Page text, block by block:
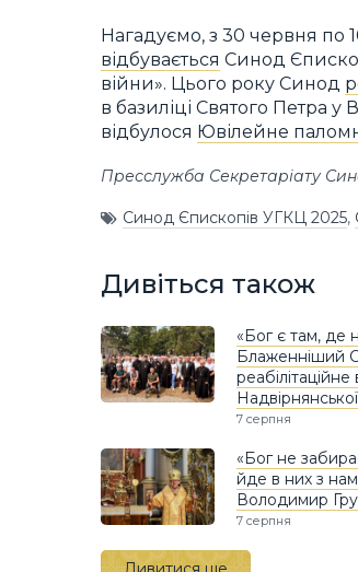
Нагадуємо, з 30 червня по
відбувається Синод
війни». Цього року Синод
в базиліці Святого Петра у
відбулося Ювілейне
Пресслужба Секретаріату
Синод Єпископів УГКЦ 2025,
Дивіться також
«Бог є там, де
Блаженніший
реабілітаційне
Надвірнянської
7 серпня
«Бог не
йде в них з
Володимир
7 серпня